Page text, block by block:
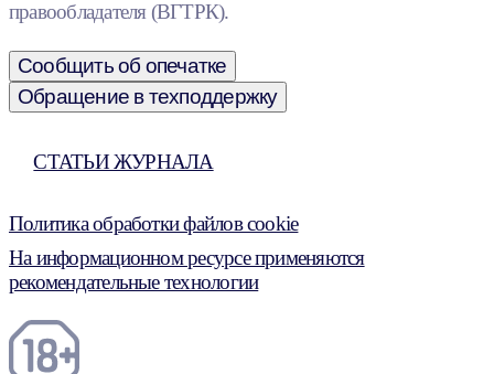
правообладателя (ВГТРК).
Сообщить об опечатке
Обращение в техподдержку
СТАТЬИ ЖУРНАЛА
Политика обработки файлов cookie
На информационном ресурсе применяются
рекомендательные технологии